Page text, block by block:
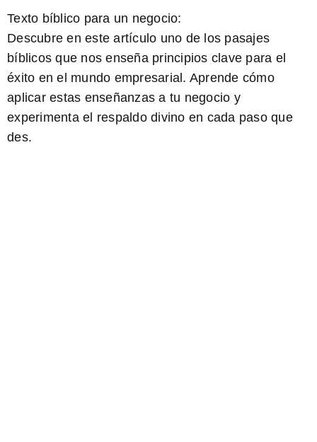
Texto bíblico para un negocio:
Descubre en este artículo uno de los pasajes
bíblicos que nos enseña principios clave para el
éxito en el mundo empresarial. Aprende cómo
aplicar estas enseñanzas a tu negocio y
experimenta el respaldo divino en cada paso que
des.